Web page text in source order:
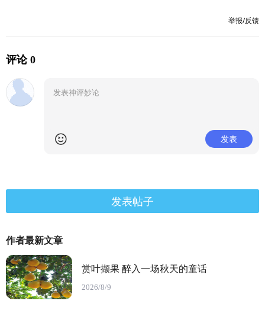
举报/反馈
评论 0
发表
发表帖子
作者最新文章
赏叶撷果 醉入一场秋天的童话
2026/8/9